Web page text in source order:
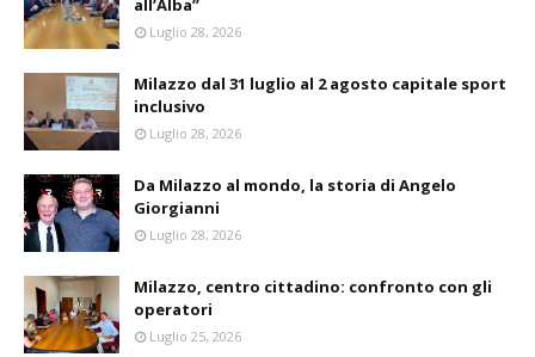
all’Alba”
Luglio 28, 2026
Milazzo dal 31 luglio al 2 agosto capitale sport
inclusivo
Luglio 28, 2026
Da Milazzo al mondo, la storia di Angelo
Giorgianni
Luglio 28, 2026
Milazzo, centro cittadino: confronto con gli
operatori
Luglio 25, 2026